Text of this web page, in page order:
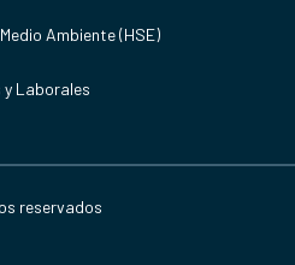
Ambiente (HSE)
y Laborales
reservados